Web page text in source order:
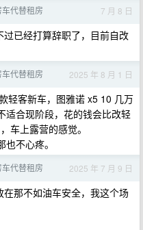
代替租房 7 月 8 日
过已经打算辞职了，目前自改
代替租房 2025 年 8 月 1 日
轻客新车，图雅诺 x5 10 几万
适合现阶段，花的钱会比改轻
车上露营的感觉。
不心疼。
代替租房 2025 年 7 月 9 日
那不如油车安全，我这个场